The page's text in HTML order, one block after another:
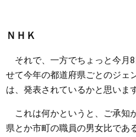
ＮＨＫ
それで、一方でちょっと今月
せて今年の都道府県ごとのジェ
は、発表されているかと思います
これは何かというと、ご承知
県とか市町の職員の男女比であ